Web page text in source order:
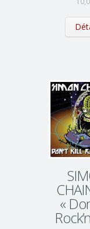
«